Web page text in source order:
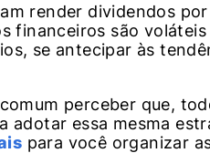
render dividendos
financeiros são
se antecipar às
perceber que,
adotar essa mesma
para você organizar